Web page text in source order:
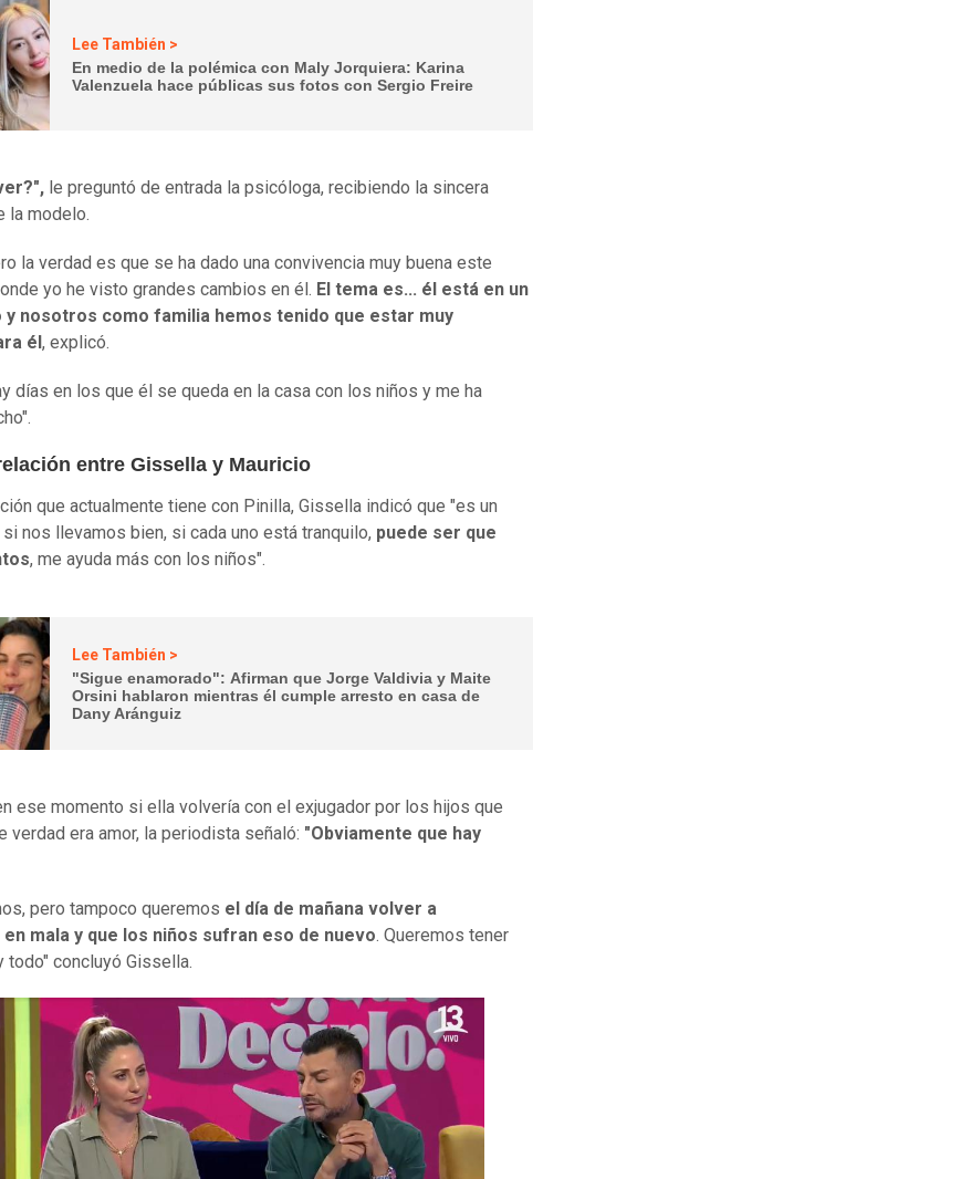
Lee También >
En medio de la polémica con Maly Jorquiera: Karina
Valenzuela hace públicas sus fotos con Sergio Freire
le preguntó de entrada la psicóloga, recibiendo la sincera
la modelo.
la verdad es que se ha dado una convivencia muy buena este
yo he visto grandes cambios en él. El tema es... él está en un
nosotros como familia hemos tenido que estar muy
él , explicó.
días en los que él se queda en la casa con los niños y me ha
entre Gissella y Mauricio
que actualmente tiene con Pinilla, Gissella indicó que "es un
nos llevamos bien, si cada uno está tranquilo, puede ser que
, me ayuda más con los niños".
Lee También >
"Sigue enamorado": Afirman que Jorge Valdivia y Maite
Orsini hablaron mientras él cumple arresto en casa de
Dany Aránguiz
ese momento si ella volvería con el exjugador por los hijos que
verdad era amor, la periodista señaló: "Obviamente que hay
pero tampoco queremos el día de mañana volver a
mala y que los niños sufran eso de nuevo. Queremos tener
todo" concluyó Gissella.